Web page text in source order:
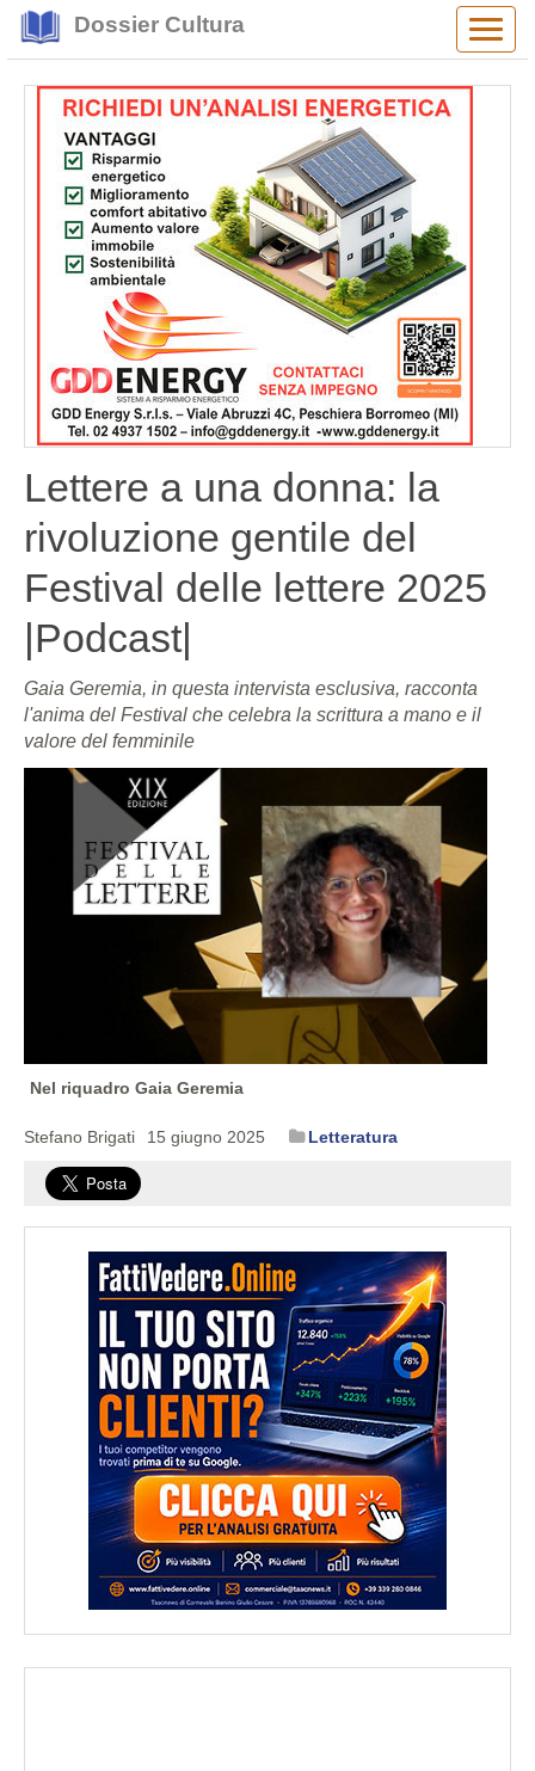
Dossier Cultura
Lettere a una donna: la
rivoluzione gentile del
Festival delle lettere 2025
|Podcast|
Gaia Geremia, in questa intervista esclusiva, racconta
l'anima del Festival che celebra la scrittura a mano e il
valore del femminile
Nel riquadro Gaia Geremia
Stefano Brigati 15 giugno 2025 Letteratura